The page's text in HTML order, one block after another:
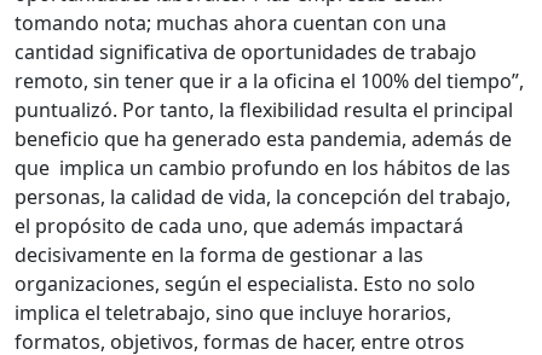
tomando nota; muchas ahora cuentan con una
cantidad significativa de oportunidades de trabajo
remoto, sin tener que ir a la oficina el 100% del tiempo”,
puntualizó. Por tanto, la flexibilidad resulta el principal
beneficio que ha generado esta pandemia, además de
que implica un cambio profundo en los hábitos de las
personas, la calidad de vida, la concepción del trabajo,
el propósito de cada uno, que además impactará
decisivamente en la forma de gestionar a las
organizaciones, según el especialista. Esto no solo
implica el teletrabajo, sino que incluye horarios,
formatos, objetivos, formas de hacer, entre otros